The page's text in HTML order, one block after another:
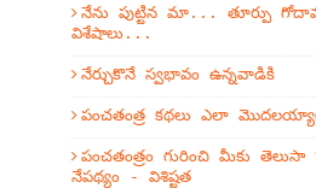
నేను పుట్టిన మా... తూర్పు
విశేషాలు...
నేర్చుకొనే స్వభావం ఉన్నవాడికి
పంచతంత్ర కథలు ఎలా
పంచతంత్రం గురించి మీకు తెలుసా
నేపథ్యం - విశిష్టత